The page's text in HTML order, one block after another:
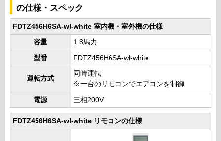
の仕様・スペック
FDTZ456H6SA-wl-white 室内機・室外機の仕様
容量 1.8馬力
型番 FDTZ456H6SA-wl-white
運転方式
同時運転
※一台のリモコンでエアコンを制御
電源 三相200V
FDTZ456H6SA-wl-white リモコンの仕様